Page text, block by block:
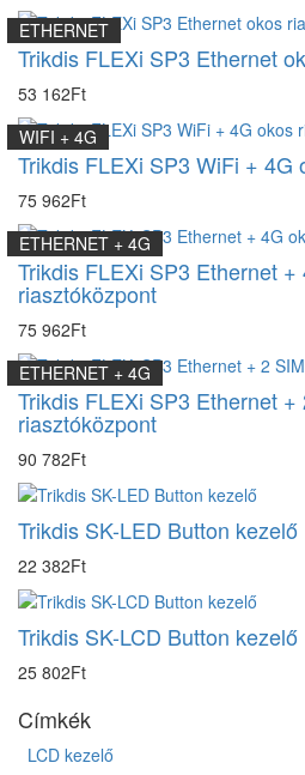
ETHERNET
Trikdis FLEXi SP3 Ethernet
53 162Ft
WIFI + 4G
Trikdis FLEXi SP3 WiFi + 4G
75 962Ft
ETHERNET + 4G
Trikdis FLEXi SP3 Ethernet +
riasztóközpont
75 962Ft
ETHERNET + 4G
Trikdis FLEXi SP3 Ethernet
riasztóközpont
90 782Ft
Trikdis SK-LED Button kezelő
22 382Ft
Trikdis SK-LCD Button kezelő
25 802Ft
Címkék
LCD kezelő